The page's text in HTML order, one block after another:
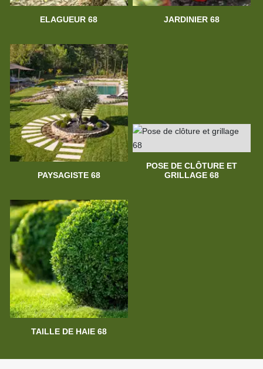
ELAGUEUR 68 JARDINIER 68
PAYSAGISTE 68
POSE DE CLÔTURE ET
GRILLAGE 68
TAILLE DE HAIE 68